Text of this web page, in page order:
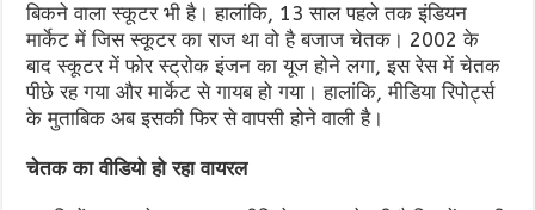
बिकनेवाला स्कूटर भी है। हालांकि, 13 साल पहले तक इंडियन
मार्केट में जिस स्कूटर का राज था वो है बजाज चेतक। 2002 के
बाद स्कूटर में फोर स्ट्रोक इंजन का यूज होने लगा, इस रेस में चेतक
पीछे रह गया और मार्केट से गायब हो गया। हालांकि, मीडिया रिपोर्ट्स
के मुताबिक अब इसकी फिर से वापसी होने वाली है।
चेतक का वीडियो हो रहा वायरल